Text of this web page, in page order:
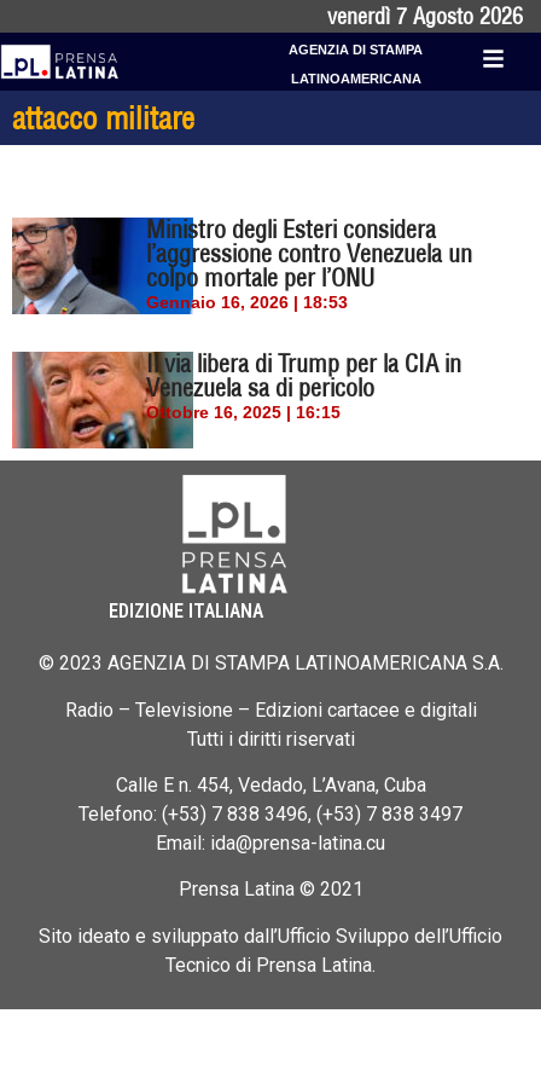
venerdì 7 Agosto 2026
AGENZIA DI STAMPA
LATINOAMERICANA
attacco militare
Ministro degli Esteri considera
l’aggressione contro Venezuela un
colpo mortale per l’ONU
Gennaio 16, 2026 | 18:53
Il via libera di Trump per la CIA in
Venezuela sa di pericolo
Ottobre 16, 2025 | 16:15
EDIZIONE ITALIANA
© 2023 AGENZIA DI STAMPA LATINOAMERICANA S.A.
Radio – Televisione – Edizioni cartacee e digitali
Tutti i diritti riservati
Calle E n. 454, Vedado, L’Avana, Cuba
Telefono: (+53) 7 838 3496, (+53) 7 838 3497
Email: ida@prensa-latina.cu
Prensa Latina © 2021
Sito ideato e sviluppato dall’Ufficio Sviluppo dell’Ufficio
Tecnico di Prensa Latina.